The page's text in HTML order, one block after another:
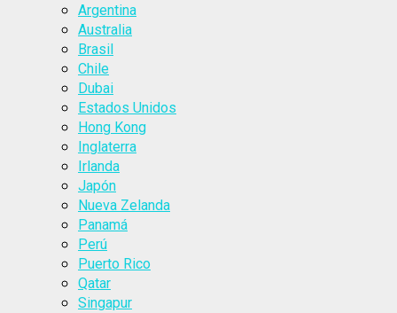
Argentina
Australia
Brasil
Chile
Dubai
Estados Unidos
Hong Kong
Inglaterra
Irlanda
Japón
Nueva Zelanda
Panamá
Perú
Puerto Rico
Qatar
Singapur